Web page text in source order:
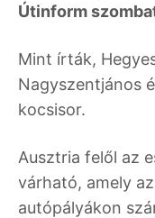
Útinform
Mint írták,
Nagyszentjános
kocsisor.
Ausztria felől az
várható, amely
autópályákon